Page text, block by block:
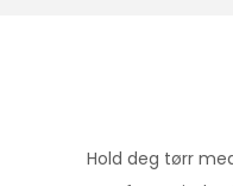
Hold deg tørr